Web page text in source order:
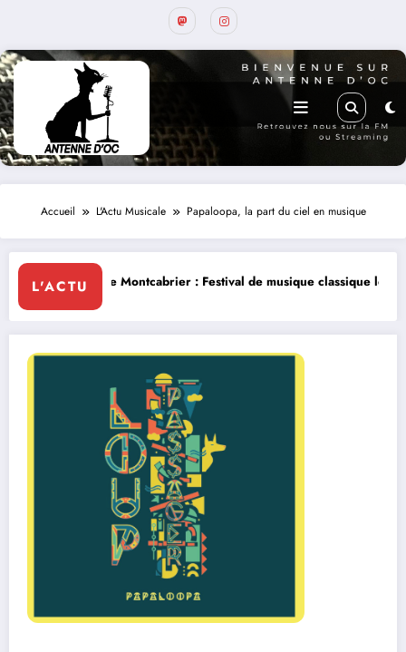
Accueil L'Actu Musicale Papaloopa, la part du ciel en musique
L'ACTU
: Festival de musique classique le 8 et 9 août La Thérapie